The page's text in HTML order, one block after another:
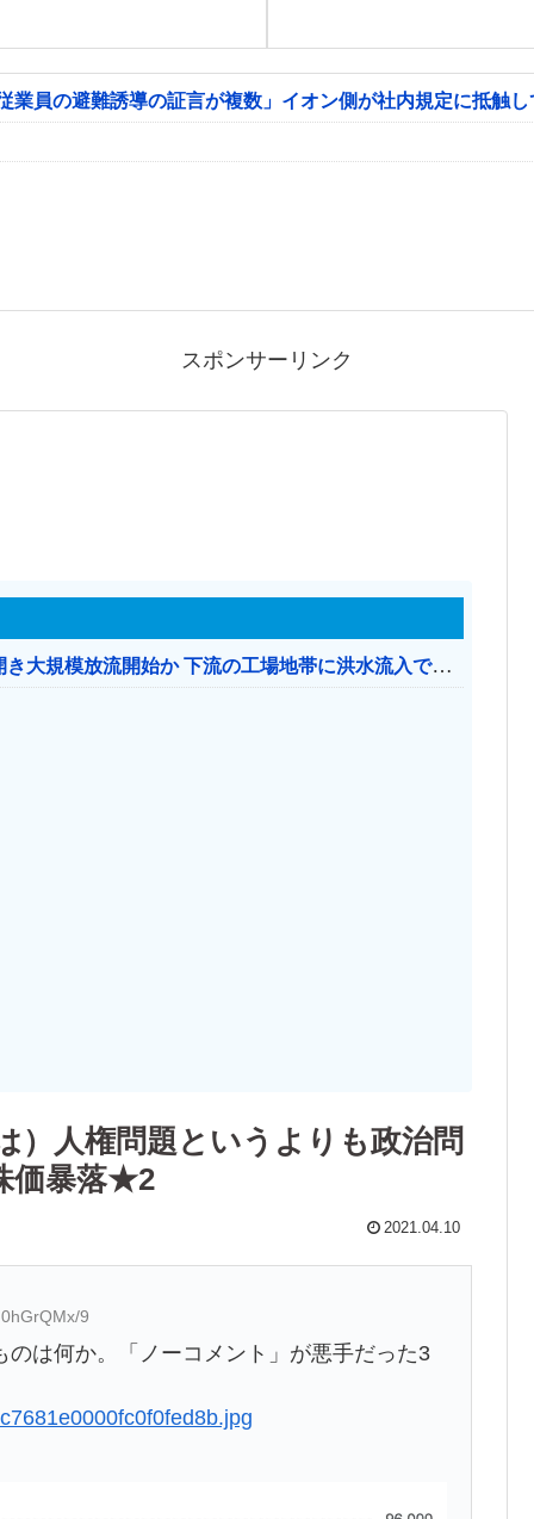
業員の避難誘導の証言が複数」イオン側が社内規定に抵触
スポンサーリンク
【おわった】 三峡ダム、豪雨で13基の水門を開き大規模放流開始か 下流の工場地帯に洪水流入で崩壊はじまる
）人権問題というよりも政治問
価暴落★2
2021.04.10
9
は何か。「ノーコメント」が悪手だった3